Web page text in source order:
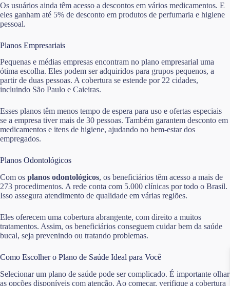
Os usuários ainda têm acesso a descontos em vários medicamentos. E
eles ganham até 5% de desconto em produtos de perfumaria e higiene
pessoal.
Planos Empresariais
Pequenas e médias empresas encontram no plano empresarial uma
ótima escolha. Eles podem ser adquiridos para grupos pequenos, a
partir de duas pessoas. A cobertura se estende por 22 cidades,
incluindo São Paulo e Caieiras.
Esses planos têm menos tempo de espera para uso e ofertas especiais
se a empresa tiver mais de 30 pessoas. Também garantem desconto em
medicamentos e itens de higiene, ajudando no bem-estar dos
empregados.
Planos Odontológicos
Com os planos odontológicos, os beneficiários têm acesso a mais de
273 procedimentos. A rede conta com 5.000 clínicas por todo o Brasil.
Isso assegura atendimento de qualidade em várias regiões.
Eles oferecem uma cobertura abrangente, com direito a muitos
tratamentos. Assim, os beneficiários conseguem cuidar bem da saúde
bucal, seja prevenindo ou tratando problemas.
Como Escolher o Plano de Saúde Ideal para Você
Selecionar um plano de saúde pode ser complicado. É importante olhar
as opções disponíveis com atenção. Ao começar, verifique a cobertura